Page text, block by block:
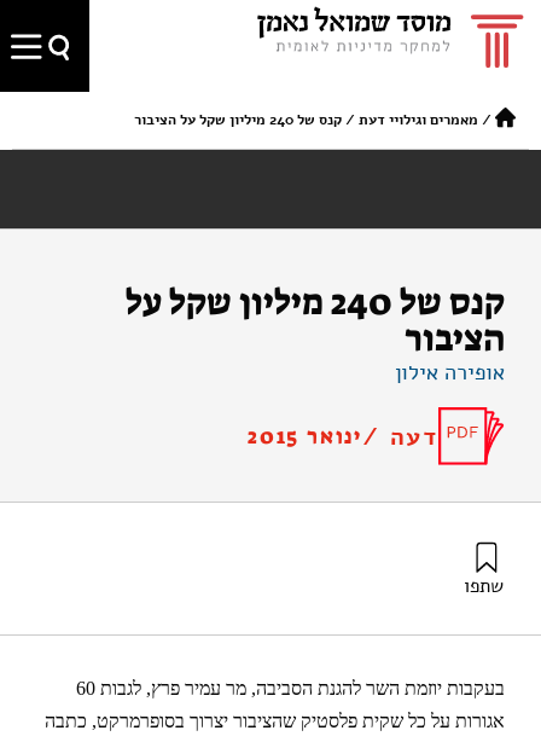
/ מאמרים וגילויי דעת /קנס של 240 מיליון שקל על הציבור
קנס של 240 מיליון שקל על
הציבור
אופירה אילון
דעה /ינואר 2015
שתפו
בעקבות יוזמת השר להגנת הסביבה, מר עמיר פרץ, לגבות 60
אגורות על כל שקית פלסטיק שהציבור יצרוך בסופרמרקט, כתבה